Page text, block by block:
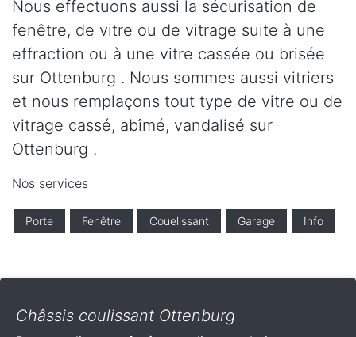
Nous effectuons aussi la sécurisation de
fenêtre, de vitre ou de vitrage suite à une
effraction ou à une vitre cassée ou brisée
sur Ottenburg . Nous sommes aussi vitriers
et nous remplaçons tout type de vitre ou de
vitrage cassé, abîmé, vandalisé sur
Ottenburg .
Nos services
Porte Fenêtre Couelissant Garage Info
Châssis coulissant Ottenburg